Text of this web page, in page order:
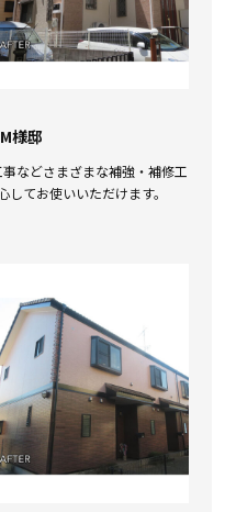
様邸
などさまざまな補強・補修工
てお使いいただけます。